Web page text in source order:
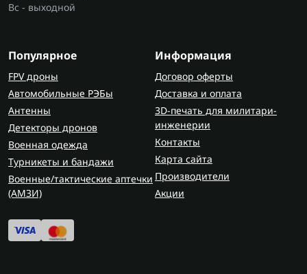
Вс - выходной
Популярное
FPV дроны
Автомобильные РЭБы
Антенны
Детекторы дронов
Военная одежда
Турникеты и бандажи
Военные/тактические аптечки
(AMЗИ)
Информация
Договор оферты
Доставка и оплата
3D-печать для милитари-
инженерии
Контакты
Карта сайта
Производители
Акции